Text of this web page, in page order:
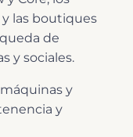
las boutiques
de
y sociales.
y
y